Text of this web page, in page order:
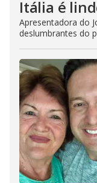
Itália é
Apresentadora do
deslumbrantes do